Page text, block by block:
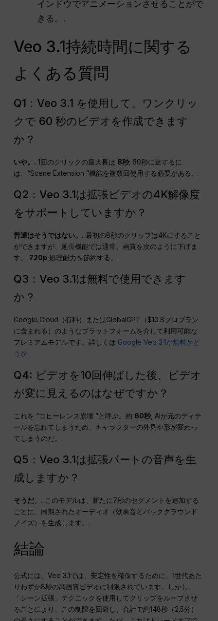
インドウでアニメーションさせることがで
きる。.
Veo 3.1持続時間に関する
よくある質問
Q1：Veo 3.1 を使用して、ワンクリッ
クで 60 秒のビデオを作成できます
か？
いや。. 1回のクリックの最大長は 8秒; 60秒に達するに
は、“Scene Extension ”機能を複数回使用する必要がある。.
Q2：Veo 3.1は拡張ビデオの4K解像度
をサポートしていますか？
普通はそうではない。. 最初の8秒のクリップは4Kにすること
ができますが、延長機能では通常、画質を次のように下げま
す。 720p 処理能力を節約する。.
Q3：Veo 3.1は無料で使用できます
か？
Google Cloud（有料）またはGlobalGPT（$10.8プロプラン
に含まれる）のようなプラットフォームを介して利用可能な
プレミアムモデルです。詳しくは Google Veo 3.1が無料かど
うか.
Q4: ビデオを10回伸ばした後、ビデオ
が変に見えるのはなぜですか？
これを “コヒーレンス崩壊 ”と呼ぶ。約 60秒 , AIが元のディテ
ールを忘れてしまうため、キャラクターの外見や形が変わっ
てしまうのだ。.
Q5：Veo 3.1は拡張パートの音声を生
成しますか？
そうだ。. このモデルは、新たに7秒のセグメントを追加する
ごとに、同期されたオーディオ（効果音とバックグラウンド
ノイズ）を生成します。.
結論
公式には、Veo 3.1では、安定性を確保するために、1世代あた
りわずか8秒の高画質ビデオに制限されています。しかし、
「シーン拡張」テクニックを使用してクリップをループさせ
ることにより、この制限を回避し、合計で約148秒（2.5分）